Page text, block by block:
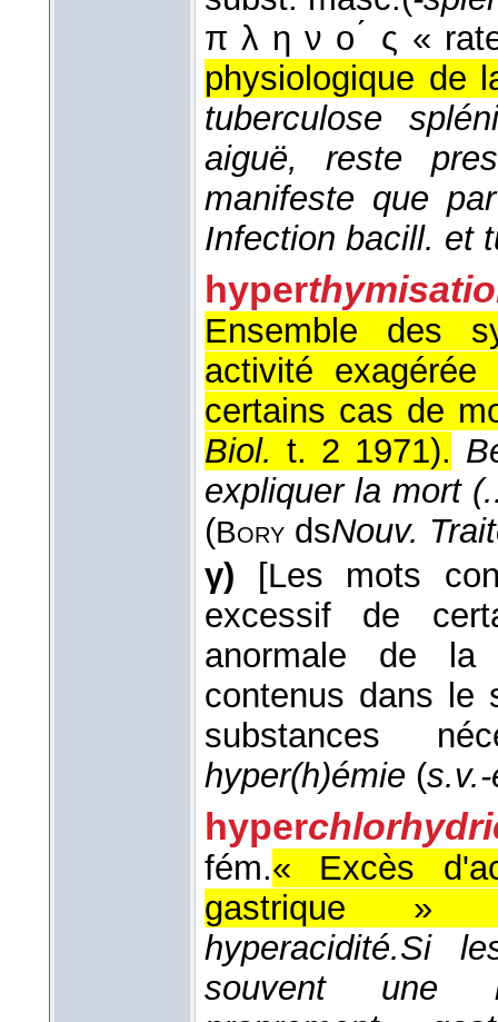
π λ η ν ο ́ ς «
physiologique de
tuberculose
aiguë, reste
manifeste que
Infection bacill. et
hyper
Ensemble des
activité
certains cas de
Biol. t. 2 1971).
expliquer la mort
(Bory dsNouv.
γ)
[Les mots
excessif de
anormale de la
contenus dans le
substances
hyper(h)émie (
hyper
fém.« Excès
gastrique »
hyperacidité.Si
souvent une